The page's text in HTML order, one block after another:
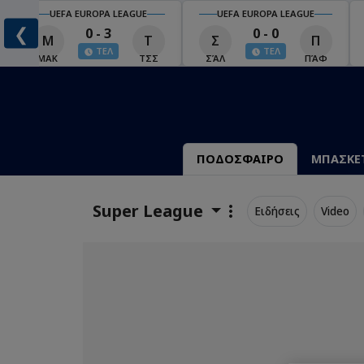
❮
UEFA EUROPA LEAGUE
Μ
ΜΑΚ
0 - 3
ΤΕΛ
Τ
ΤΣΣ
UEFA EUROPA LEAGUE
Σ
ΣΆΛ
0 - 0
ΤΕΛ
Π
ΠΆΦ
ΠΟΔΟΣΦΑΙΡΟ
Super League Ειδήσεις Video